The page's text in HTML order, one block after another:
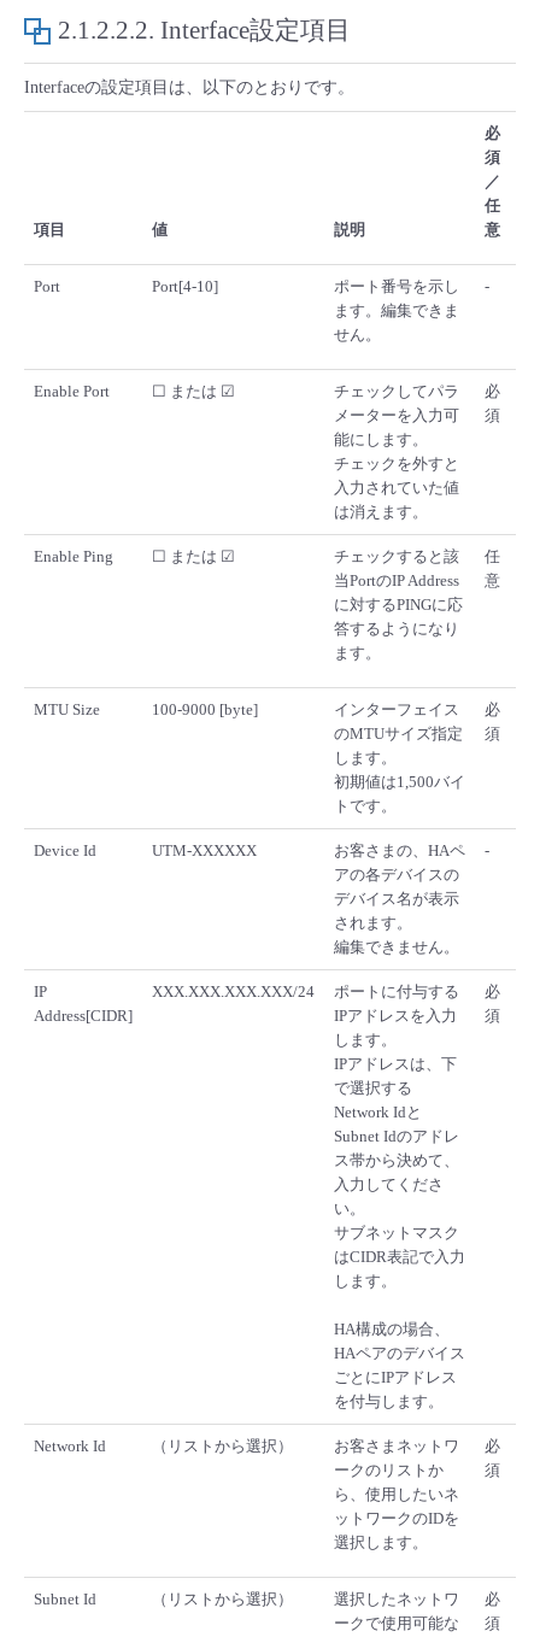
すべてのメニューを見る
■ 基本構築ガイド
- クラウド / サーバー
2.1.2.2.2. Interface設定項目
Interfaceの設定項目は、以下のとおりです。
項目 値 説明
必
須
／
任
意
Port Port[4-10]
ポート番号を示し
ます。編集できま
せん。
-
Enable Port ☐ または ☑
チェックしてパラ
メーターを入力可
能にします。
チェックを外すと
入力されていた値
は消えます。
必
須
Enable Ping ☐ または ☑
チェックすると該
当PortのIP Address
に対するPINGに応
答するようになり
ます。
任
意
MTU Size 100-9000 [byte]
インターフェイス
のMTUサイズ指定
します。
初期値は1,500バイ
トです。
必
須
Device Id UTM-XXXXXX
お客さまの、HAペ
アの各デバイスの
デバイス名が表示
されます。
編集できません。
-
IP
Address[CIDR]
XXX.XXX.XXX.XXX/24
ポートに付与する
IPアドレスを入力
します。
IPアドレスは、下
で選択する
Network Idと
Subnet Idのアドレ
ス帯から決めて、
入力してくださ
い。
サブネットマスク
はCIDR表記で入力
します。
HA構成の場合、
HAペアのデバイス
ごとにIPアドレス
を付与します。
必
須
Network Id （リストから選択）
お客さまネットワ
ークのリストか
ら、使用したいネ
ットワークのIDを
選択します。
必
須
Subnet Id （リストから選択）
選択したネットワ
ークで使用可能な
必
須